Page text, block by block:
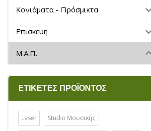
Κονιάματα - Πρόσμικτα
Επισκευή
Μ.Α.Π.
ΕΤΙΚΈΤΕΣ ΠΡΟΪΌΝΤΟΣ
Laser Studio Μουσικής